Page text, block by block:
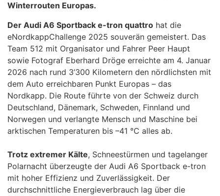
Winterrouten Europas.
Der Audi A6 Sportback e-tron quattro hat die
eNordkappChallenge 2025 souverän gemeistert. Das
Team 512 mit Organisator und Fahrer Peer Haupt
sowie Fotograf Eberhard Dröge erreichte am 4. Januar
2026 nach rund 3’300 Kilometern den nördlichsten mit
dem Auto erreichbaren Punkt Europas – das
Nordkapp. Die Route führte von der Schweiz durch
Deutschland, Dänemark, Schweden, Finnland und
Norwegen und verlangte Mensch und Maschine bei
arktischen Temperaturen bis –41 °C alles ab.
Trotz extremer Kälte, Schneestürmen und tagelanger
Polarnacht überzeugte der Audi A6 Sportback e-tron
mit hoher Effizienz und Zuverlässigkeit. Der
durchschnittliche Energieverbrauch lag über die